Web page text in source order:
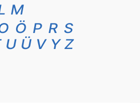
M
Ö P R S
U Ü V Y Z